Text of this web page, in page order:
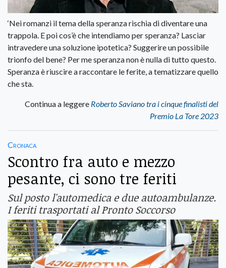
‘Nei romanzi il tema della speranza rischia di diventare una
trappola. E poi cos’è che intendiamo per speranza? Lasciar
intravedere una soluzione ipotetica? Suggerire un possibile
trionfo del bene? Per me speranza non è nulla di tutto questo.
Speranza è riuscire a raccontare le ferite, a tematizzare quello
che sta.
Continua a leggere Roberto Saviano tra i cinque finalisti del
Premio La Tore 2023
Cronaca
Scontro fra auto e mezzo
pesante, ci sono tre feriti
Sul posto l'automedica e due autoambulanze.
I feriti trasportati al Pronto Soccorso